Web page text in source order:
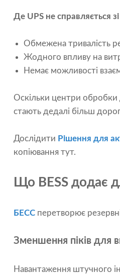
Де UPS не справляється
Обмежена тривалість
Жодного впливу на
Немає можливості
Оскільки центри
стають дедалі більш
Дослідити Рішення для
копіювання тут.
Що BESS додає
БЕСС перетворює
Зменшення піків для
Навантаження штучного